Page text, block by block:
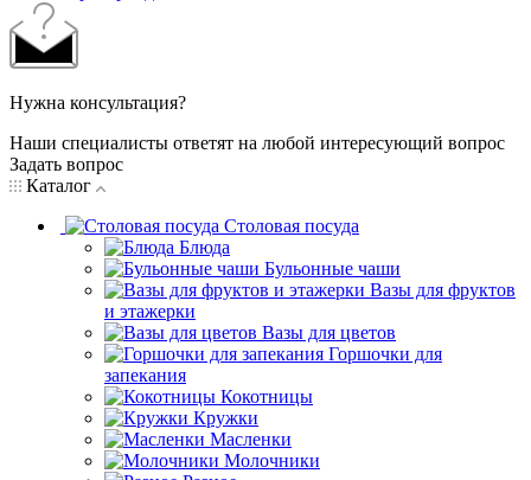
Нужна консультация?
Наши специалисты ответят на любой интересующий вопрос
Задать вопрос
Каталог
Столовая посуда
Блюда
Бульонные чаши
Вазы для фруктов
и этажерки
Вазы для цветов
Горшочки для
запекания
Кокотницы
Кружки
Масленки
Молочники